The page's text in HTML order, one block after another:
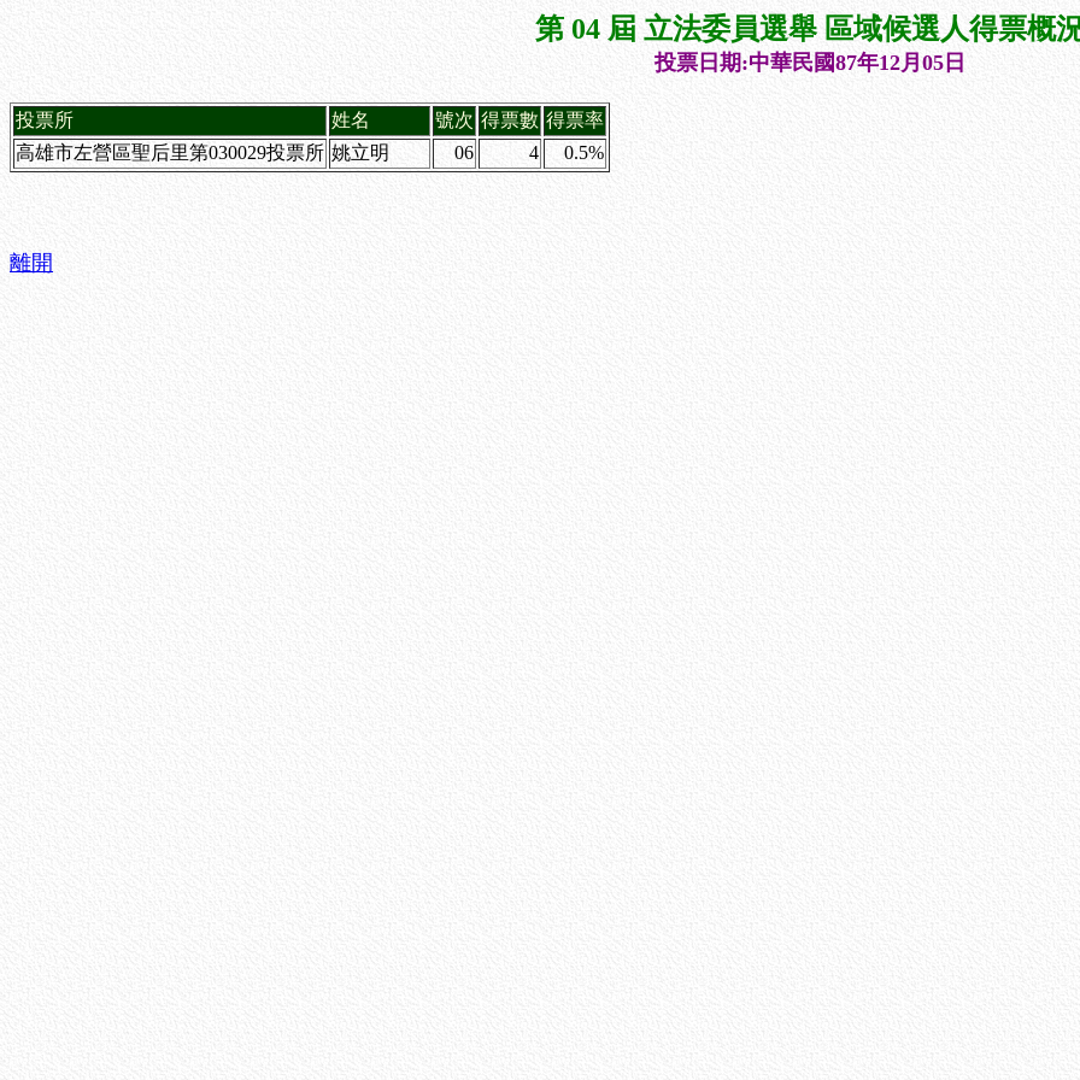
第 04 屆 立法委員選舉 區域候選人得票概
投票日期:中華民國87年12月05日
投票所 姓名 號次 得票數 得票率
高雄市左營區聖后里第030029投票所 姚立明 06 4 0.5%
離開